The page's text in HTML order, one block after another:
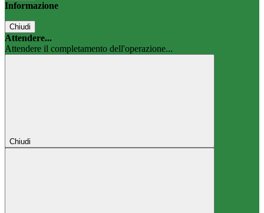
Informazione
Chiudi
Attendere...
Attendere il completamento dell'operazione...
Chiudi